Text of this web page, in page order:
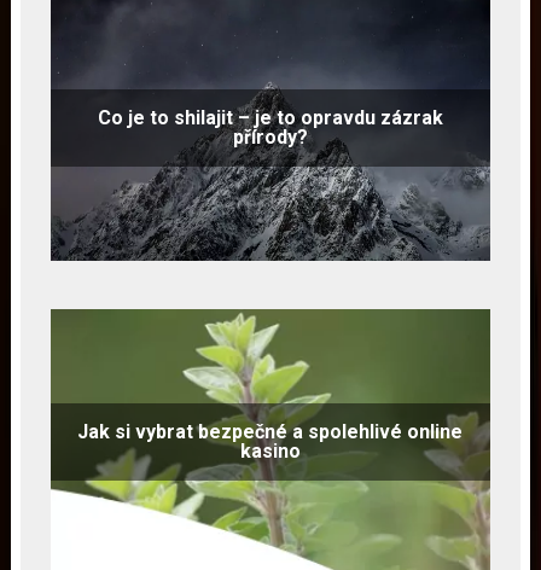
Co je to shilajit – je to opravdu zázrak
přírody?
Jak si vybrat bezpečné a spolehlivé online
kasino